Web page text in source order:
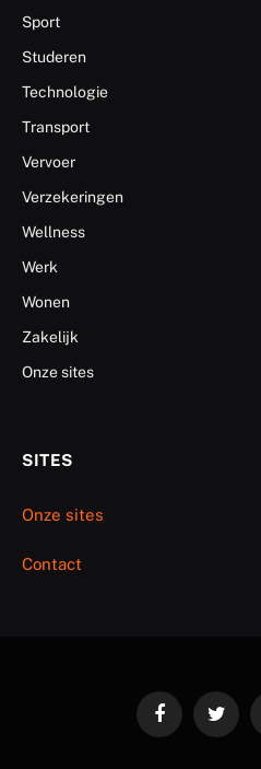
Sport
Studeren
Technologie
Transport
Vervoer
Verzekeringen
Wellness
Werk
Wonen
Zakelijk
Onze sites
SITES
Onze sites
Contact
FacebookTwitter